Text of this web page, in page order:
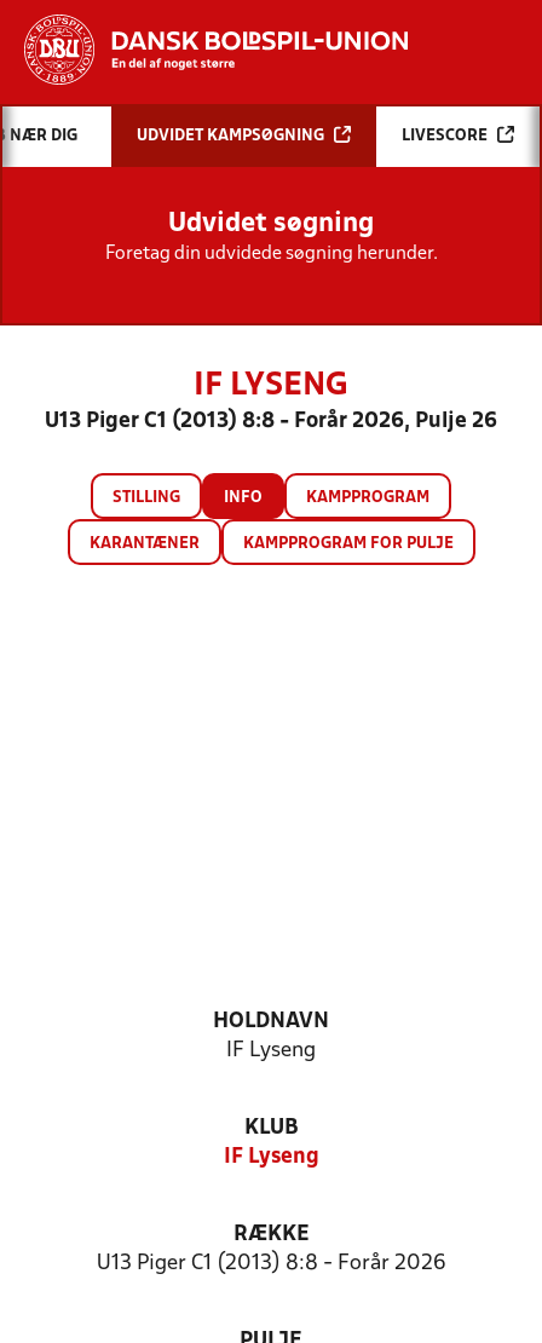
Hvad vil du søge efter?
INDHOLD OG NYHEDER
STILLINGER, RESULTATER, KLUBBER OG
HOLD
NÆR DIG UDVIDET KAMPSØGNING LIVESCORE
Udvidet søgning
Foretag din udvidede søgning herunder.
IF LYSENG
U13 Piger C1 (2013) 8:8 - Forår 2026, Pulje 26
STILLING INFO KAMPPROGRAM
KARANTÆNER KAMPPROGRAM FOR PULJE
HOLDNAVN
IF Lyseng
KLUB
IF Lyseng
RÆKKE
U13 Piger C1 (2013) 8:8 - Forår 2026